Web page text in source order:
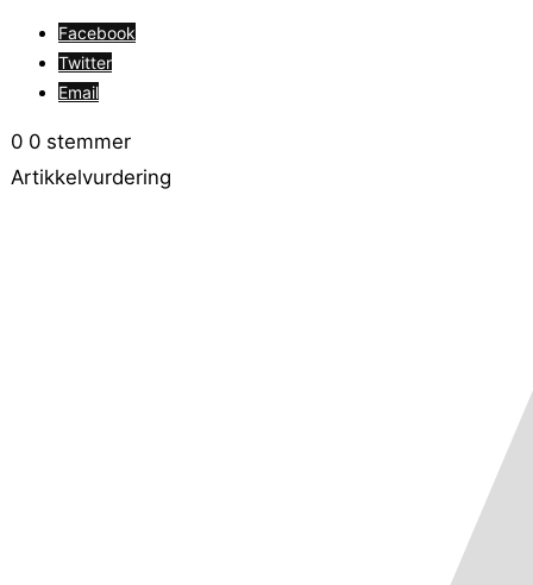
Facebook
Twitter
Email
0 0 stemmer
Artikkelvurdering